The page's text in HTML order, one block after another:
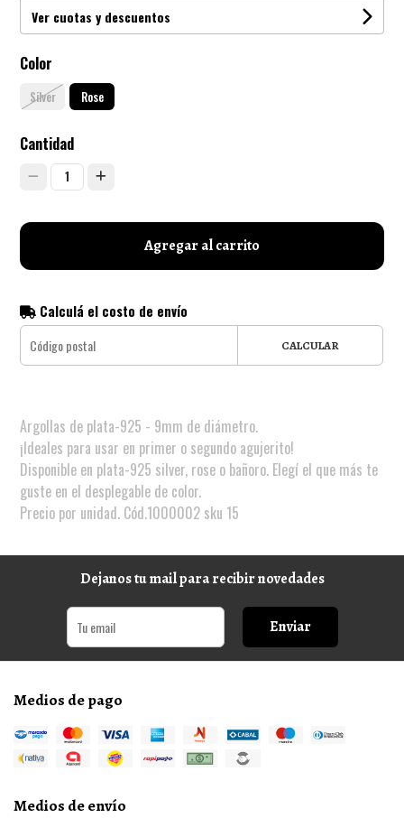
Ver cuotas y descuentos
Color
Silver Rose
Cantidad
1
Agregar al carrito
Calculá el costo de envío
CALCULAR
Argollas de plata-925 - 9mm de diámetro.
¡Ideales para usar en primer o segundo agujerito!
Disponible en plata-925 silver, rose o bañoro. Elegí el que más te
guste en el desplegable de color.
Precio por unidad. Cód.1000002 sku 15
Dejanos tu mail para recibir novedades
Enviar
Medios de pago
Medios de envío